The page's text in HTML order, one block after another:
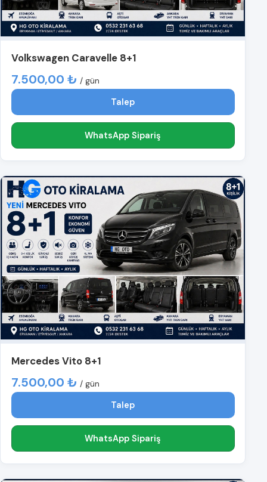
Volkswagen Caravelle 8+1
7.500,00 ₺ / gün
Talep
WhatsApp Sipariş
Mercedes Vito 8+1
7.500,00 ₺ / gün
Talep
WhatsApp Sipariş